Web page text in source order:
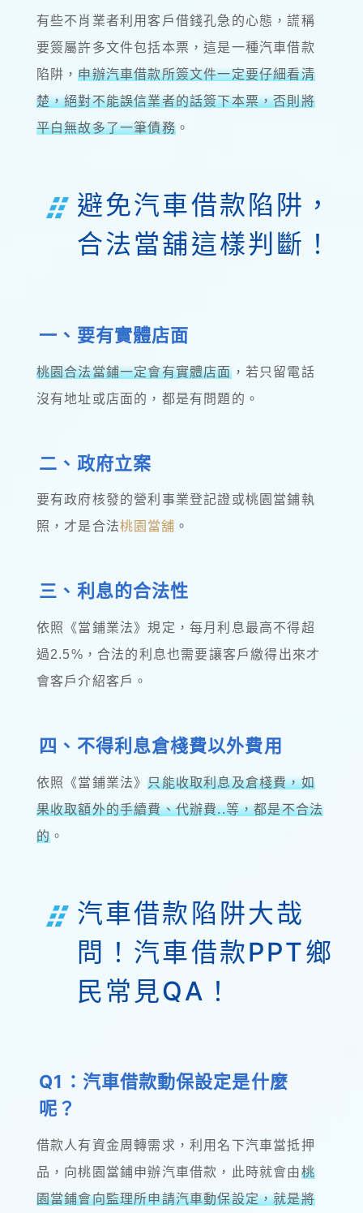
有些不肖業者利用客戶借錢孔急的心態，謊稱
要簽屬許多文件包括本票，這是一種汽車借款
陷阱，申辦汽車借款所簽文件一定要仔細看清
楚，絕對不能誤信業者的話簽下本票，否則將
平白無故多了一筆債務。
避免汽車借款陷阱，
合法當舖這樣判斷！
一、要有實體店面
桃園合法當鋪一定會有實體店面，若只留電話
沒有地址或店面的，都是有問題的。
二、政府立案
要有政府核發的營利事業登記證或桃園當鋪執
照，才是合法桃園當舖 。
三、利息的合法性
依照《當鋪業法》規定，每月利息最高不得超
過2.5%，合法的利息也需要讓客戶繳得出來才
會客戶介紹客戶。
四、不得利息倉棧費以外費用
依照《當鋪業法》只能收取利息及倉棧費，如
果收取額外的手續費、代辦費..等，都是不合法
的 。
汽車借款陷阱大哉
問！汽車借款PPT鄉
民常見QA！
Q1：汽車借款動保設定是什麼
呢？
借款人有資金周轉需求，利用名下汽車當抵押
品，向桃園當鋪申辦汽車借款，此時就會由桃
園當鋪會向監理所申請汽車動保設定，就是將